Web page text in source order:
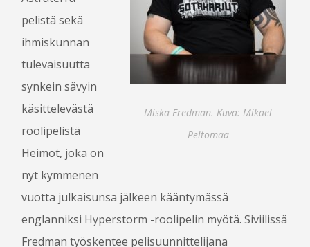
KÄVIJÄLLE
TAPAHTUMAPAIKKA JA SAAPUMINEN
MAJOITUS
RUOKA JA JUOMA
LASTEN ROPECON
ESTEETTÖMYYS
TURVALLISUUS JA VIIHTYVYYS
HÄIRINNÄNVASTAINEN LINJAUS
USEIN KYSYTTYÄ
VAPAAEHTOISILLE
Miska Fredman. Kuva: Mikael
Peltomaa
pelistä sekä
ihmiskunnan
tulevaisuutta
synkein sävyin
käsittelevästä
roolipelistä
Heimot, joka on
nyt kymmenen
vuotta julkaisunsa jälkeen kääntymässä
englanniksi Hyperstorm -roolipelin myötä. Siviilissä
Fredman työskentee pelisuunnittelijana